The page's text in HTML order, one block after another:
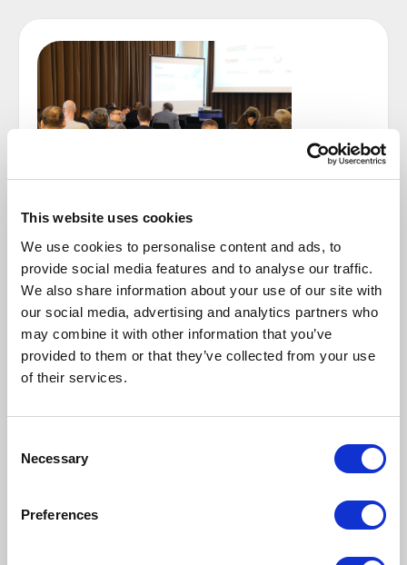
This website uses cookies
We use cookies to personalise content and ads, to
provide social media features and to analyse our traffic.
We also share information about your use of our site with
our social media, advertising and analytics partners who
may combine it with other information that you’ve
provided to them or that they’ve collected from your use
of their services.
Selection
Necessary
Preferences
Od modelu 3D po kluczowe decyzje na
hali produkcyjnej. Warsztaty
Streamsoft „Informatyka w Produkcji” w
Poznaniu
„Informatyka w Produkcji” to cykl warsztatów
organizowany przez firmę Streamsoft od ponad 15
lat. Dwa razy w roku eksperci ruszają w trasę po
Polsce, pokazując w praktyce, jak ERP wspiera
produkcję. W wydarzeniach regularnie biorą udział
spotkanie odbyło się w poznańskim hotelu Andersia.
potrzeby rynku — sala była wypełniona. Wśród
rozwój technologii w firmach. Poznań był trzecim
Kaja